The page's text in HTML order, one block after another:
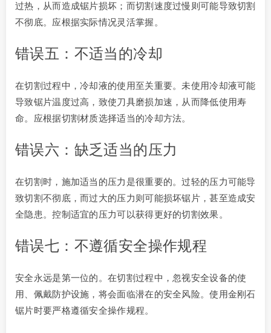
过热，从而造成锯片损坏；而切割速度过慢则可能导致切割
不彻底。应根据实际情况灵活掌握。
错误五：不适当的冷却
在切割过程中，冷却液的使用至关重要。未使用冷却液可能
导致锯片温度过高，致使刀具磨损加速，从而降低使用寿
命。应根据切割材质选择适当的冷却方法。
错误六：缺乏适当的压力
在切割时，施加适当的压力是很重要的。过轻的压力可能导
致切割不彻底，而过大的压力则可能损坏锯片，甚至造成安
全隐患。控制适宜的压力可以获得更好的切割效果。
错误七：不遵循安全操作规程
安全永远是第一位的。在切割过程中，忽视安全设备的使
用、佩戴防护设施，将会面临潜在的安全风险。使用金刚石
锯片时要严格遵循安全操作规程。